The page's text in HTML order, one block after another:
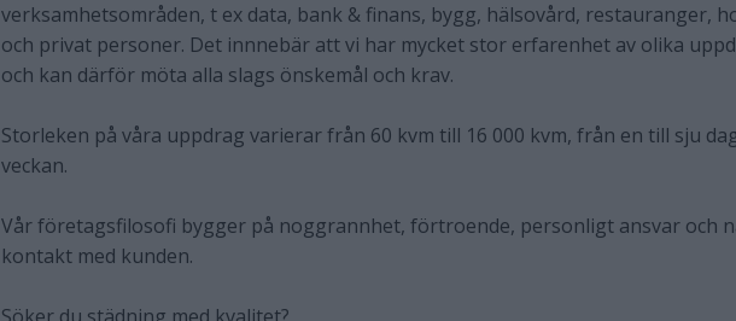
verksamhetsområden, t ex data, bank & finans, bygg, hälsovård, restauranger,
och privat personer. Det innnebär att vi har mycket stor erfarenhet av olika
och kan därför möta alla slags önskemål och krav.
Storleken på våra uppdrag varierar från 60 kvm till 16 000 kvm, från en till sju
veckan.
Vår företagsfilosofi bygger på noggrannhet, förtroende, personligt ansvar och
kontakt med kunden.